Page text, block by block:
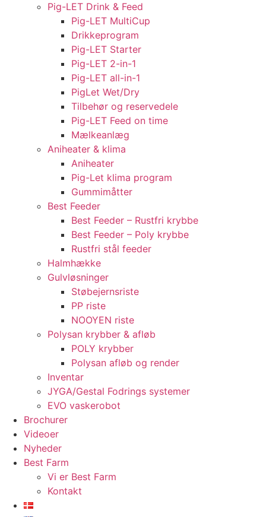
Pig-LET Drink & Feed
Pig-LET MultiCup
Drikkeprogram
Pig-LET Starter
Pig-LET 2-in-1
Pig-LET all-in-1
PigLet Wet/Dry
Tilbehør og reservedele
Pig-LET Feed on time
Mælkeanlæg
Aniheater & klima
Aniheater
Pig-Let klima program
Gummimåtter
Best Feeder
Best Feeder – Rustfri krybbe
Best Feeder – Poly krybbe
Rustfri stål feeder
Halmhække
Gulvløsninger
Støbejernsriste
PP riste
NOOYEN riste
Polysan krybber & afløb
POLY krybber
Polysan afløb og render
Inventar
JYGA/Gestal Fodrings systemer
EVO vaskerobot
Brochurer
Videoer
Nyheder
Best Farm
Vi er Best Farm
Kontakt